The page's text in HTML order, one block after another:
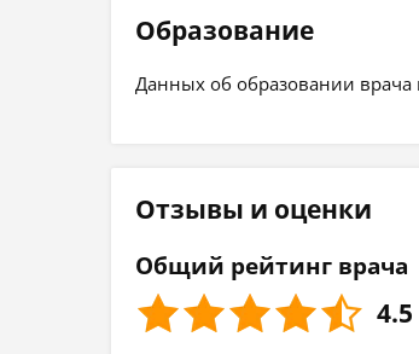
Образование
Данных об образовании врача
Отзывы и оценки
Общий рейтинг врача
4.5